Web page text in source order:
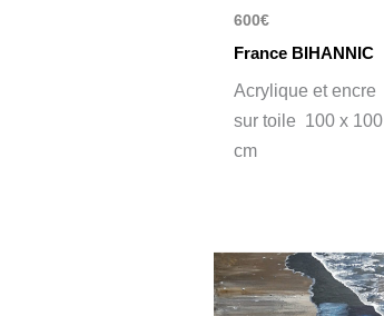
600€
France BIHANNIC
Acrylique et encre
sur toile 100 x 100
cm